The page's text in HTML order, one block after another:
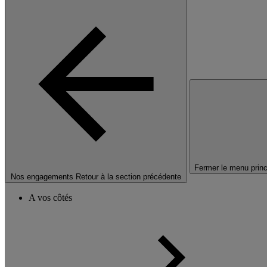
Nos engagements Retour à la section précédente
Fermer le menu
A vos côtés